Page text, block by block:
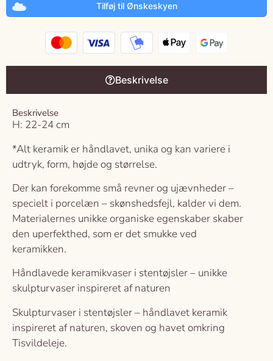
Tilføj til Ønskeskyen
Beskrivelse
Beskrivelse
H: 22-24 cm
*Alt keramik er håndlavet, unika og kan variere i
udtryk, form, højde og størrelse.
Der kan forekomme små revner og ujævnheder –
specielt i porcelæn – skønshedsfejl, kalder vi dem.
Materialernes unikke organiske egenskaber skaber
den uperfekthed, som er det smukke ved
keramikken.
Håndlavede keramikvaser i stentøjsler – unikke
skulpturvaser inspireret af naturen
Skulpturvaser i stentøjsler – håndlavet keramik
inspireret af naturen, skoven og havet omkring
Tisvildeleje.